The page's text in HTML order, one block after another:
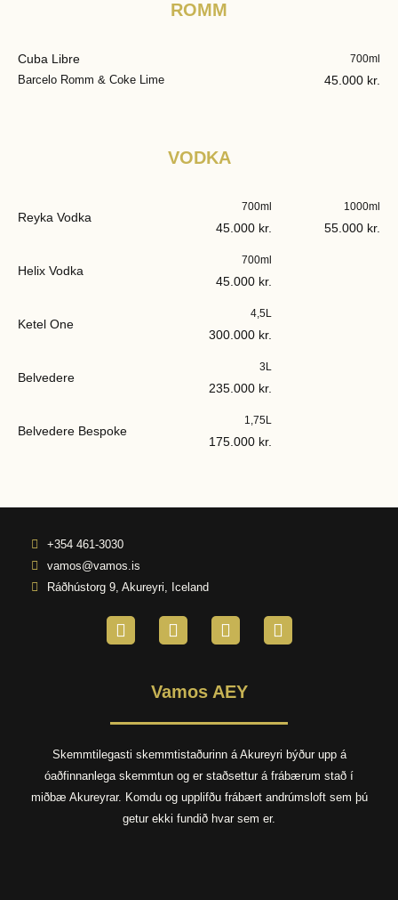
ROMM
Cuba Libre
Barcelo Romm & Coke Lime
700ml
45.000 kr.
VODKA
Reyka Vodka
700ml
45.000 kr.
1000ml
55.000 kr.
Helix Vodka
700ml
45.000 kr.
Ketel One
4,5L
300.000 kr.
Belvedere
3L
235.000 kr.
Belvedere Bespoke
1,75L
175.000 kr.
+354 461-3030
vamos@vamos.is
Ráðhústorg 9, Akureyri, Iceland
F
a
o
k
f
I
n
a
r
a
E
n
l
p
e
P
h
Vamos AEY
Skemmtilegasti skemmtistaðurinn á Akureyri býður upp á
óaðfinnanlega skemmtun og er staðsettur á frábærum stað í
miðbæ Akureyrar. Komdu og upplifðu frábært andrúmsloft sem þú
getur ekki fundið hvar sem er.